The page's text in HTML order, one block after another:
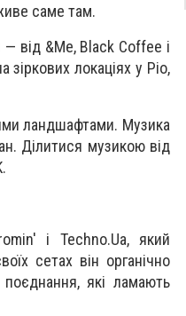
саме там.
від &Me, Black Coffee і
локаціях у Ріо,
ландшафтами. Музика
Ділитися музикою від
і Techno.Ua, який
сетах він органічно
які ламають